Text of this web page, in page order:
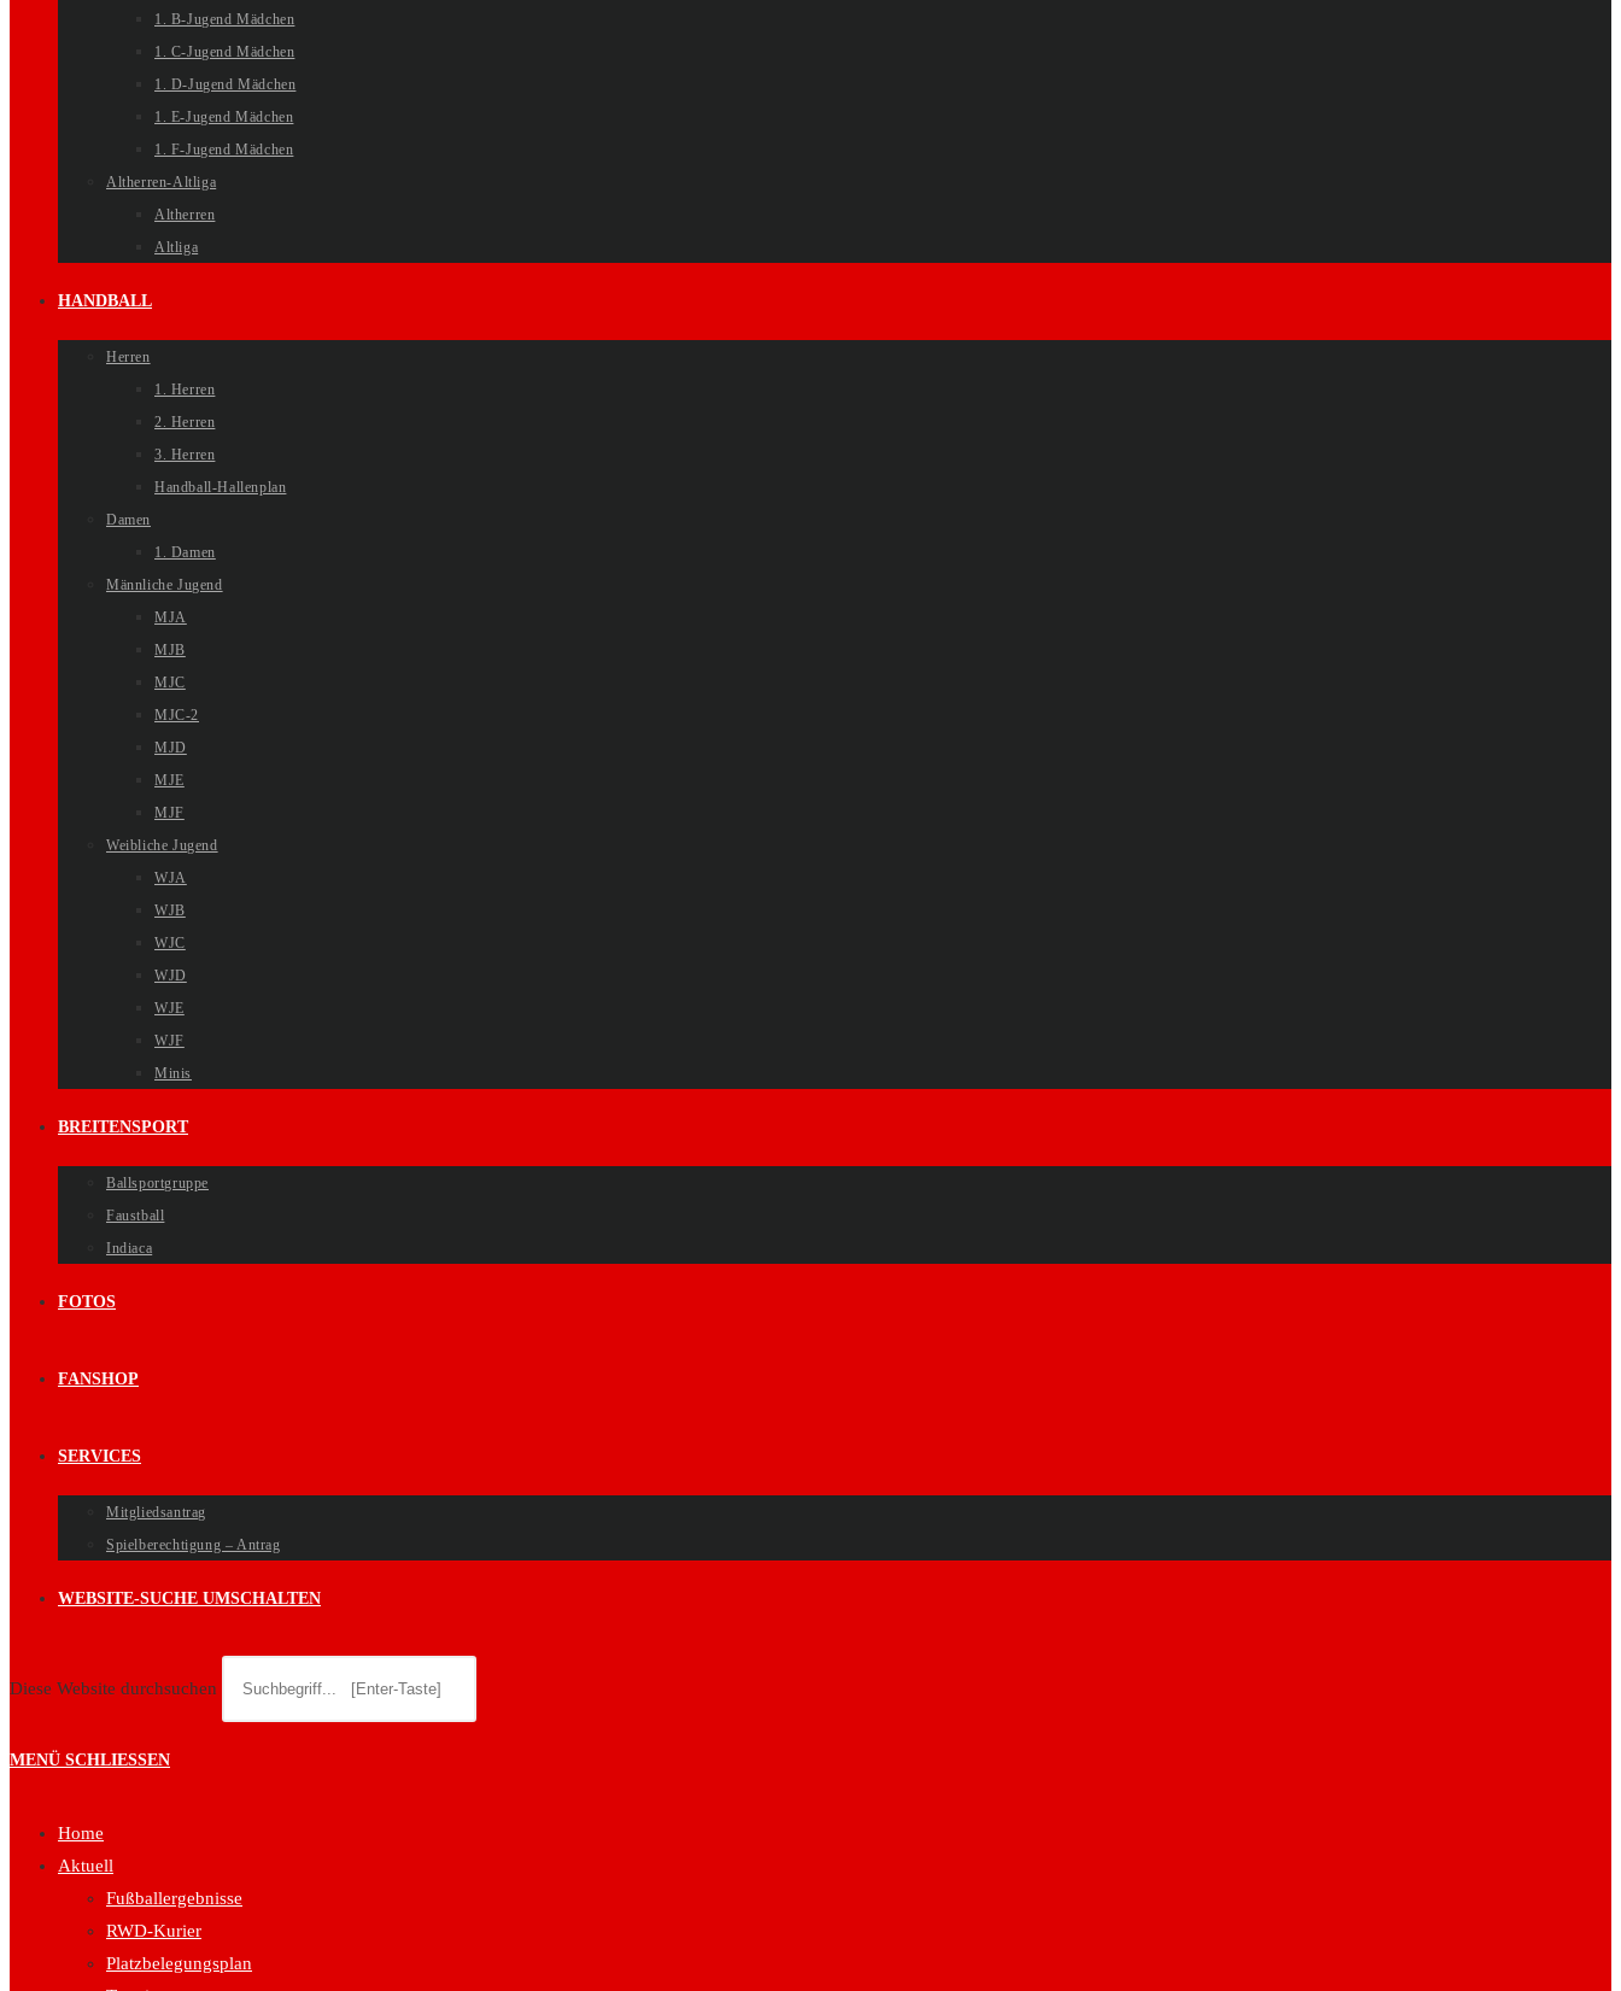
1. B-Jugend Mädchen
1. C-Jugend Mädchen
1. D-Jugend Mädchen
1. E-Jugend Mädchen
1. F-Jugend Mädchen
Altherren-Altliga
Altherren
Altliga
HANDBALL
Herren
1. Herren
2. Herren
3. Herren
Handball-Hallenplan
Damen
1. Damen
Männliche Jugend
MJA
MJB
MJC
MJC-2
MJD
MJE
MJF
Weibliche Jugend
WJA
WJB
WJC
WJD
WJE
WJF
Minis
BREITENSPORT
Ballsportgruppe
Faustball
Indiaca
FOTOS
FANSHOP
SERVICES
Mitgliedsantrag
Spielberechtigung – Antrag
WEBSITE-SUCHE UMSCHALTEN
Diese Website durchsuchen
MENÜ SCHLIESSEN
Home
Aktuell
Fußballergebnisse
RWD-Kurier
Platzbelegungsplan